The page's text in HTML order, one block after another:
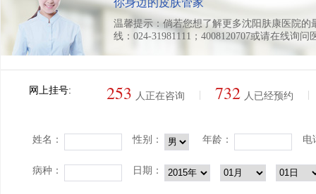
温馨提示：倘若您想了解更多沈阳肤康医院
线：024-31981111；4008120707或请在线询问
网上挂号: 253 人正在咨询 732 人已经预约
姓名： 性别： 年龄： 电
病种： 日期：